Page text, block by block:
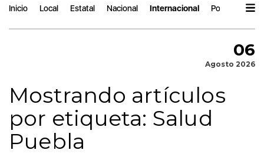
Inicio Local Estatal Nacional Internacional Política
06
Agosto 2026
Mostrando artículos
por etiqueta: Salud
Puebla